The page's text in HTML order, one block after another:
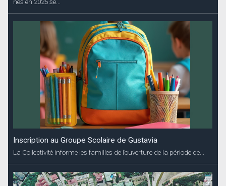
nés en 2025 se...
Inscription au Groupe Scolaire de Gustavia
La Collectivité informe les familles de l’ouverture de la période de...